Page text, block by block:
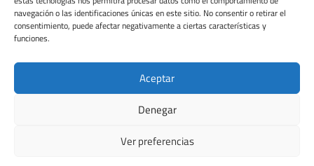
navegación o las identificaciones únicas en este sitio. No consentir o retirar el
consentimiento, puede afectar negativamente a ciertas características y
funciones.
Aceptar
Denegar
Ver preferencias